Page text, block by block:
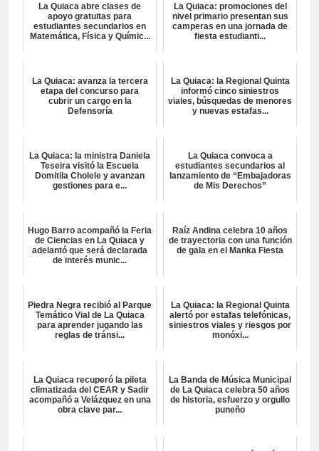
La Quiaca abre clases de
apoyo gratuitas para
estudiantes secundarios en
Matemática, Física y Químic...
La Quiaca: promociones del
nivel primario presentan sus
camperas en una jornada de
fiesta estudianti...
La Quiaca: avanza la tercera
etapa del concurso para
cubrir un cargo en la
Defensoría
La Quiaca: la Regional Quinta
informó cinco siniestros
viales, búsquedas de menores
y nuevas estafas...
La Quiaca: la ministra Daniela
Teseira visitó la Escuela
Domitila Cholele y avanzan
gestiones para e...
La Quiaca convoca a
estudiantes secundarios al
lanzamiento de “Embajadoras
de Mis Derechos”
Hugo Barro acompañó la Feria
de Ciencias en La Quiaca y
adelantó que será declarada
de interés munic...
Raíz Andina celebra 10 años
de trayectoria con una función
de gala en el Manka Fiesta
Piedra Negra recibió al Parque
Temático Vial de La Quiaca
para aprender jugando las
reglas de tránsi...
La Quiaca: la Regional Quinta
alertó por estafas telefónicas,
siniestros viales y riesgos por
monóxi...
La Quiaca recuperó la pileta
climatizada del CEAR y Sadir
acompañó a Velázquez en una
obra clave par...
La Banda de Música Municipal
de La Quiaca celebra 50 años
de historia, esfuerzo y orgullo
puneño